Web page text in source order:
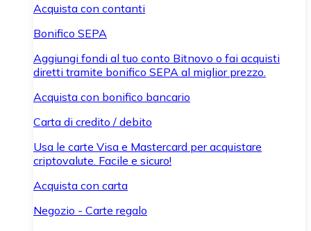
Acquista con contanti
Bonifico SEPA
Aggiungi fondi al tuo conto Bitnovo o fai acquisti
diretti tramite bonifico SEPA al miglior prezzo.
Acquista con bonifico bancario
Carta di credito / debito
Usa le carte Visa e Mastercard per acquistare
criptovalute. Facile e sicuro!
Acquista con carta
Negozio - Carte regalo